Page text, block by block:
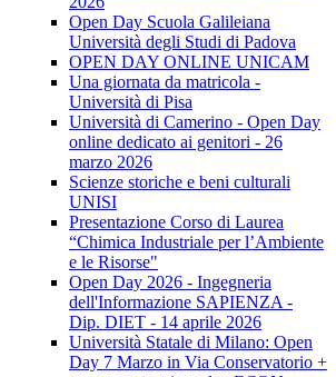
Open Day Scuola Galileiana
Università degli Studi di Padova
OPEN DAY ONLINE UNICAM
Una giornata da matricola -
Università di Pisa
Università di Camerino - Open Day
online dedicato ai genitori - 26
marzo 2026
Scienze storiche e beni culturali
UNISI
Presentazione Corso di Laurea
“Chimica Industriale per l’Ambiente
e le Risorse"
Open Day 2026 - Ingegneria
dell'Informazione SAPIENZA -
Dip. DIET - 14 aprile 2026
Università Statale di Milano: Open
Day 7 Marzo in Via Conservatorio +